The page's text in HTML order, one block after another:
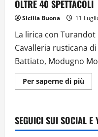
OLTRE 40 SPETTACOLI
Sicilia Buona 11
La lirica con Turandot
Cavalleria rusticana
Battiato, Modugno
Per saperne di più
DEI
DI
SEGUICI SUI SOCIAL E